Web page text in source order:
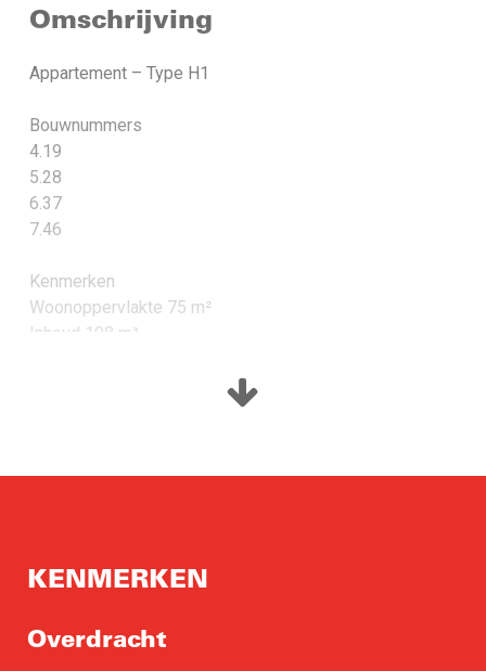
Omschrijving
Appartement – Type H1
Bouwnummers
4.19
5.28
6.37
7.46
Kenmerken
Woonoppervlakte 75 m²
Inhoud 198 m³
KENMERKEN
Overdracht